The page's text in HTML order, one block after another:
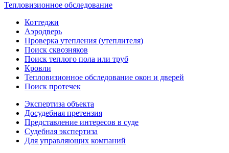
Тепловизионное обследование
Коттеджи
Аэродверь
Проверка утепления (утеплителя)
Поиск сквозняков
Поиск теплого пола или труб
Кровли
Тепловизионное обследование окон и дверей
Поиск протечек
Экспертиза объекта
Досудебная претензия
Представление интересов в суде
Судебная экспертиза
Для управляющих компаний